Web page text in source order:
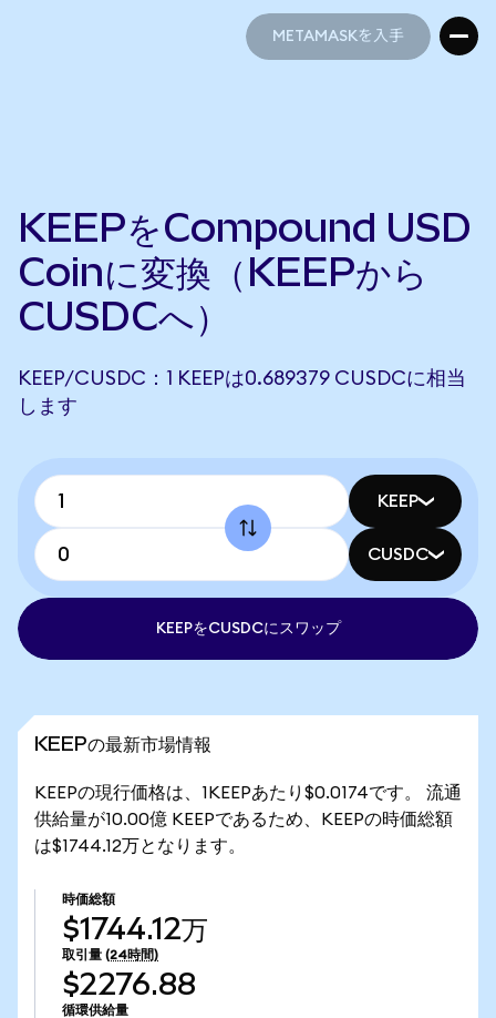
METAMASKを入手
KEEPをCompound USD
Coinに変換（KEEPから
CUSDCへ）
KEEP/CUSDC：1 KEEPは0.689379 CUSDCに相当
します
KEEP
CUSDC
KEEPをCUSDCにスワップ
KEEPの最新市場情報
KEEPの現行価格は、1KEEPあたり$0.0174です。 流通
供給量が10.00億 KEEPであるため、KEEPの時価総額
は$1744.12万となります。
時価総額
$1744.12万
取引量 (24時間)
$2276.88
循環供給量